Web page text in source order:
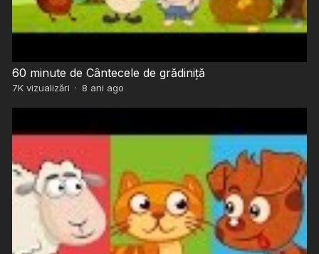
60 minute de Cântecele de grădiniță
7Kvizualizări · 8 ani ago